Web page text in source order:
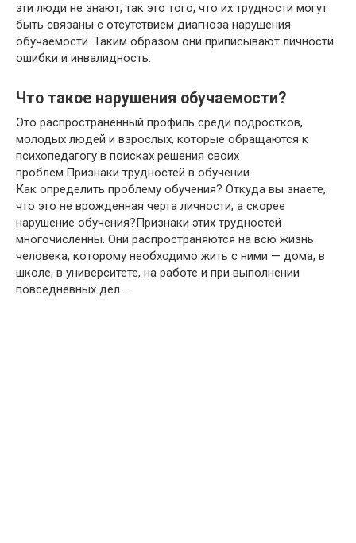
эти люди не знают, так это того, что их трудности могут
быть связаны с отсутствием диагноза нарушения
обучаемости. Таким образом они приписывают личности
ошибки и инвалидность.
Что такое нарушения обучаемости?
Это распространенный профиль среди подростков,
молодых людей и взрослых, которые обращаются к
психопедагогу в поисках решения своих
проблем.Признаки трудностей в обучении
Как определить проблему обучения? Откуда вы знаете,
что это не врожденная черта личности, а скорее
нарушение обучения?Признаки этих трудностей
многочисленны. Они распространяются на всю жизнь
человека, которому необходимо жить с ними — дома, в
школе, в университете, на работе и при выполнении
повседневных дел …